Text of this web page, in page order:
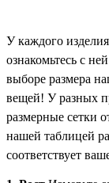
У каждого изделия
ознакомьтесь с
выборе размера
вещей! У разных
размерные сетки
нашей таблицей
соответствует